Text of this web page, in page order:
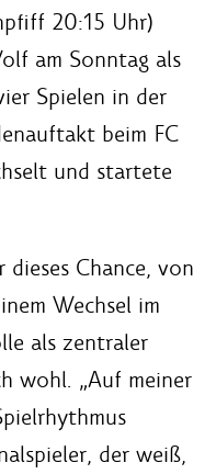
20:15 Uhr)
am Sonntag als
Spielen in der
beim FC
und startete
Chance, von
Wechsel im
als zentraler
wohl. „Auf meiner
der weiß,